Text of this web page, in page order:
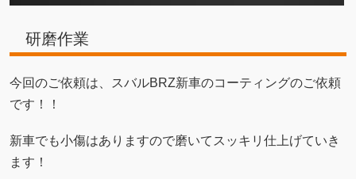
研磨作業
今回のご依頼は、スバルBRZ新車のコーティングのご依頼
です！！
新車でも小傷はありますので磨いてスッキリ仕上げていき
ます！